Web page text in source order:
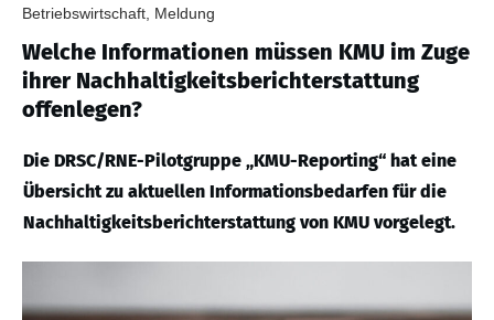
Betriebswirtschaft, Meldung
Welche Informationen müssen KMU im Zuge
ihrer Nachhaltigkeitsberichterstattung
offenlegen?
Die DRSC/RNE-Pilotgruppe „KMU-Reporting“ hat eine
Übersicht zu aktuellen Informationsbedarfen für die
Nachhaltigkeitsberichterstattung von KMU vorgelegt.